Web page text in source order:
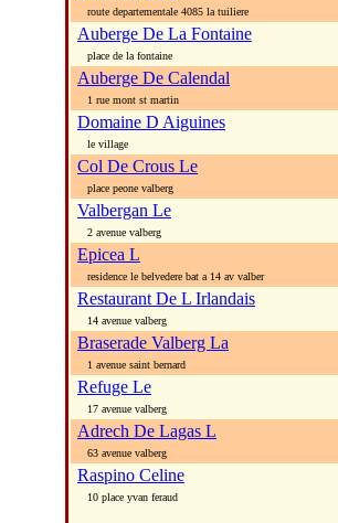
route departementale 4085 la tuiliere
Auberge De La Fontaine
place de la fontaine
Auberge De Calendal
1 rue mont st martin
Domaine D Aiguines
le village
Col De Crous Le
place peone valberg
Valbergan Le
2 avenue valberg
Epicea L
residence le belvedere bat a 14 av valber
Restaurant De L Irlandais
14 avenue valberg
Braserade Valberg La
1 avenue saint bernard
Refuge Le
17 avenue valberg
Adrech De Lagas L
63 avenue valberg
Raspino Celine
10 place yvan feraud